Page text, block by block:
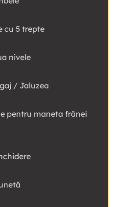
cu 5 trepte
nivele
/ Jaluzea
pentru maneta frânei